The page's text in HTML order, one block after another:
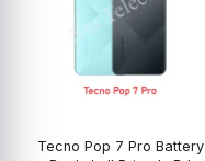
Tecno Pop 7 Pro Battery